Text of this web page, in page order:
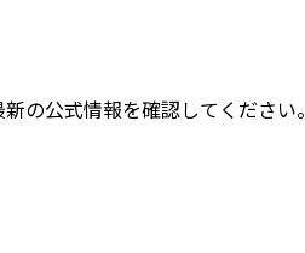
の公式情報を確認してください。